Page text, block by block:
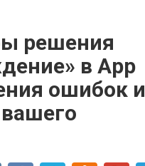
решения
в App
ошибок и